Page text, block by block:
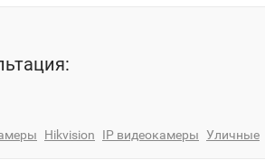
Hikvision IP видеокамеры Уличные